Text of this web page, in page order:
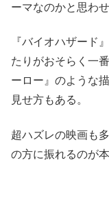
ーマなのかと思わ
『バイオハザード
たりがおそらく一
ーロー』のような
見せ方もある。
超ハズレの映画も
の方に振れるのが